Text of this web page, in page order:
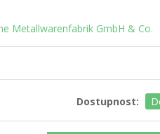
Metallwarenfabrik GmbH & Co.
Dostupnost: